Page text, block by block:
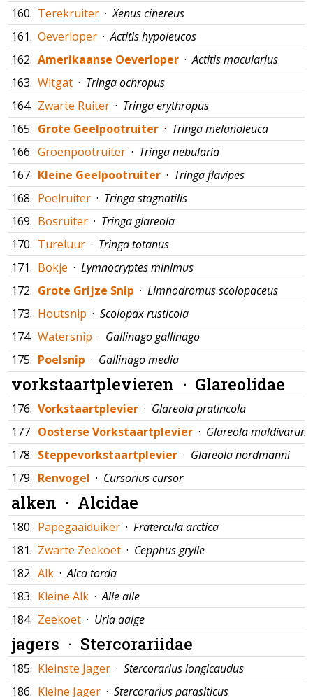
160. Terekruiter ·Xenus cinereus
161. Oeverloper ·Actitis hypoleucos
162. Amerikaanse Oeverloper ·Actitis macularius
163. Witgat · Tringa ochropus
164. Zwarte Ruiter · Tringa erythropus
165. Grote Geelpootruiter · Tringa melanoleuca
166. Groenpootruiter · Tringa nebularia
167. Kleine Geelpootruiter · Tringa flavipes
168. Poelruiter · Tringa stagnatilis
169. Bosruiter · Tringa glareola
170. Tureluur · Tringa totanus
171. Bokje · Lymnocryptes minimus
172. Grote Grijze Snip · Limnodromus scolopaceus
173. Houtsnip · Scolopax rusticola
174. Watersnip · Gallinago gallinago
175. Poelsnip · Gallinago media
vorkstaartplevieren · Glareolidae
176. Vorkstaartplevier · Glareola pratincola
177. Oosterse Vorkstaartplevier · Glareola maldivarum
178. Steppevorkstaartplevier · Glareola nordmanni
179. Renvogel · Cursorius cursor
alken · Alcidae
180. Papegaaiduiker · Fratercula arctica
181. Zwarte Zeekoet · Cepphus grylle
182. Alk ·Alca torda
183. Kleine Alk ·Alle alle
184. Zeekoet · Uria aalge
jagers · Stercorariidae
185. Kleinste Jager · Stercorarius longicaudus
186. Kleine Jager · Stercorarius parasiticus